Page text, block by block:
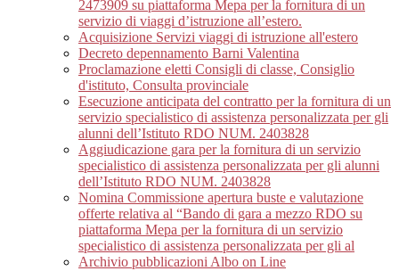
2473909 su piattaforma Mepa per la fornitura di un
servizio di viaggi d’istruzione all’estero.
Acquisizione Servizi viaggi di istruzione all'estero
Decreto depennamento Barni Valentina
Proclamazione eletti Consigli di classe, Consiglio
d'istituto, Consulta provinciale
Esecuzione anticipata del contratto per la fornitura di un
servizio specialistico di assistenza personalizzata per gli
alunni dell’Istituto RDO NUM. 2403828
Aggiudicazione gara per la fornitura di un servizio
specialistico di assistenza personalizzata per gli alunni
dell’Istituto RDO NUM. 2403828
Nomina Commissione apertura buste e valutazione
offerte relativa al “Bando di gara a mezzo RDO su
piattaforma Mepa per la fornitura di un servizio
specialistico di assistenza personalizzata per gli al
Archivio pubblicazioni Albo on Line